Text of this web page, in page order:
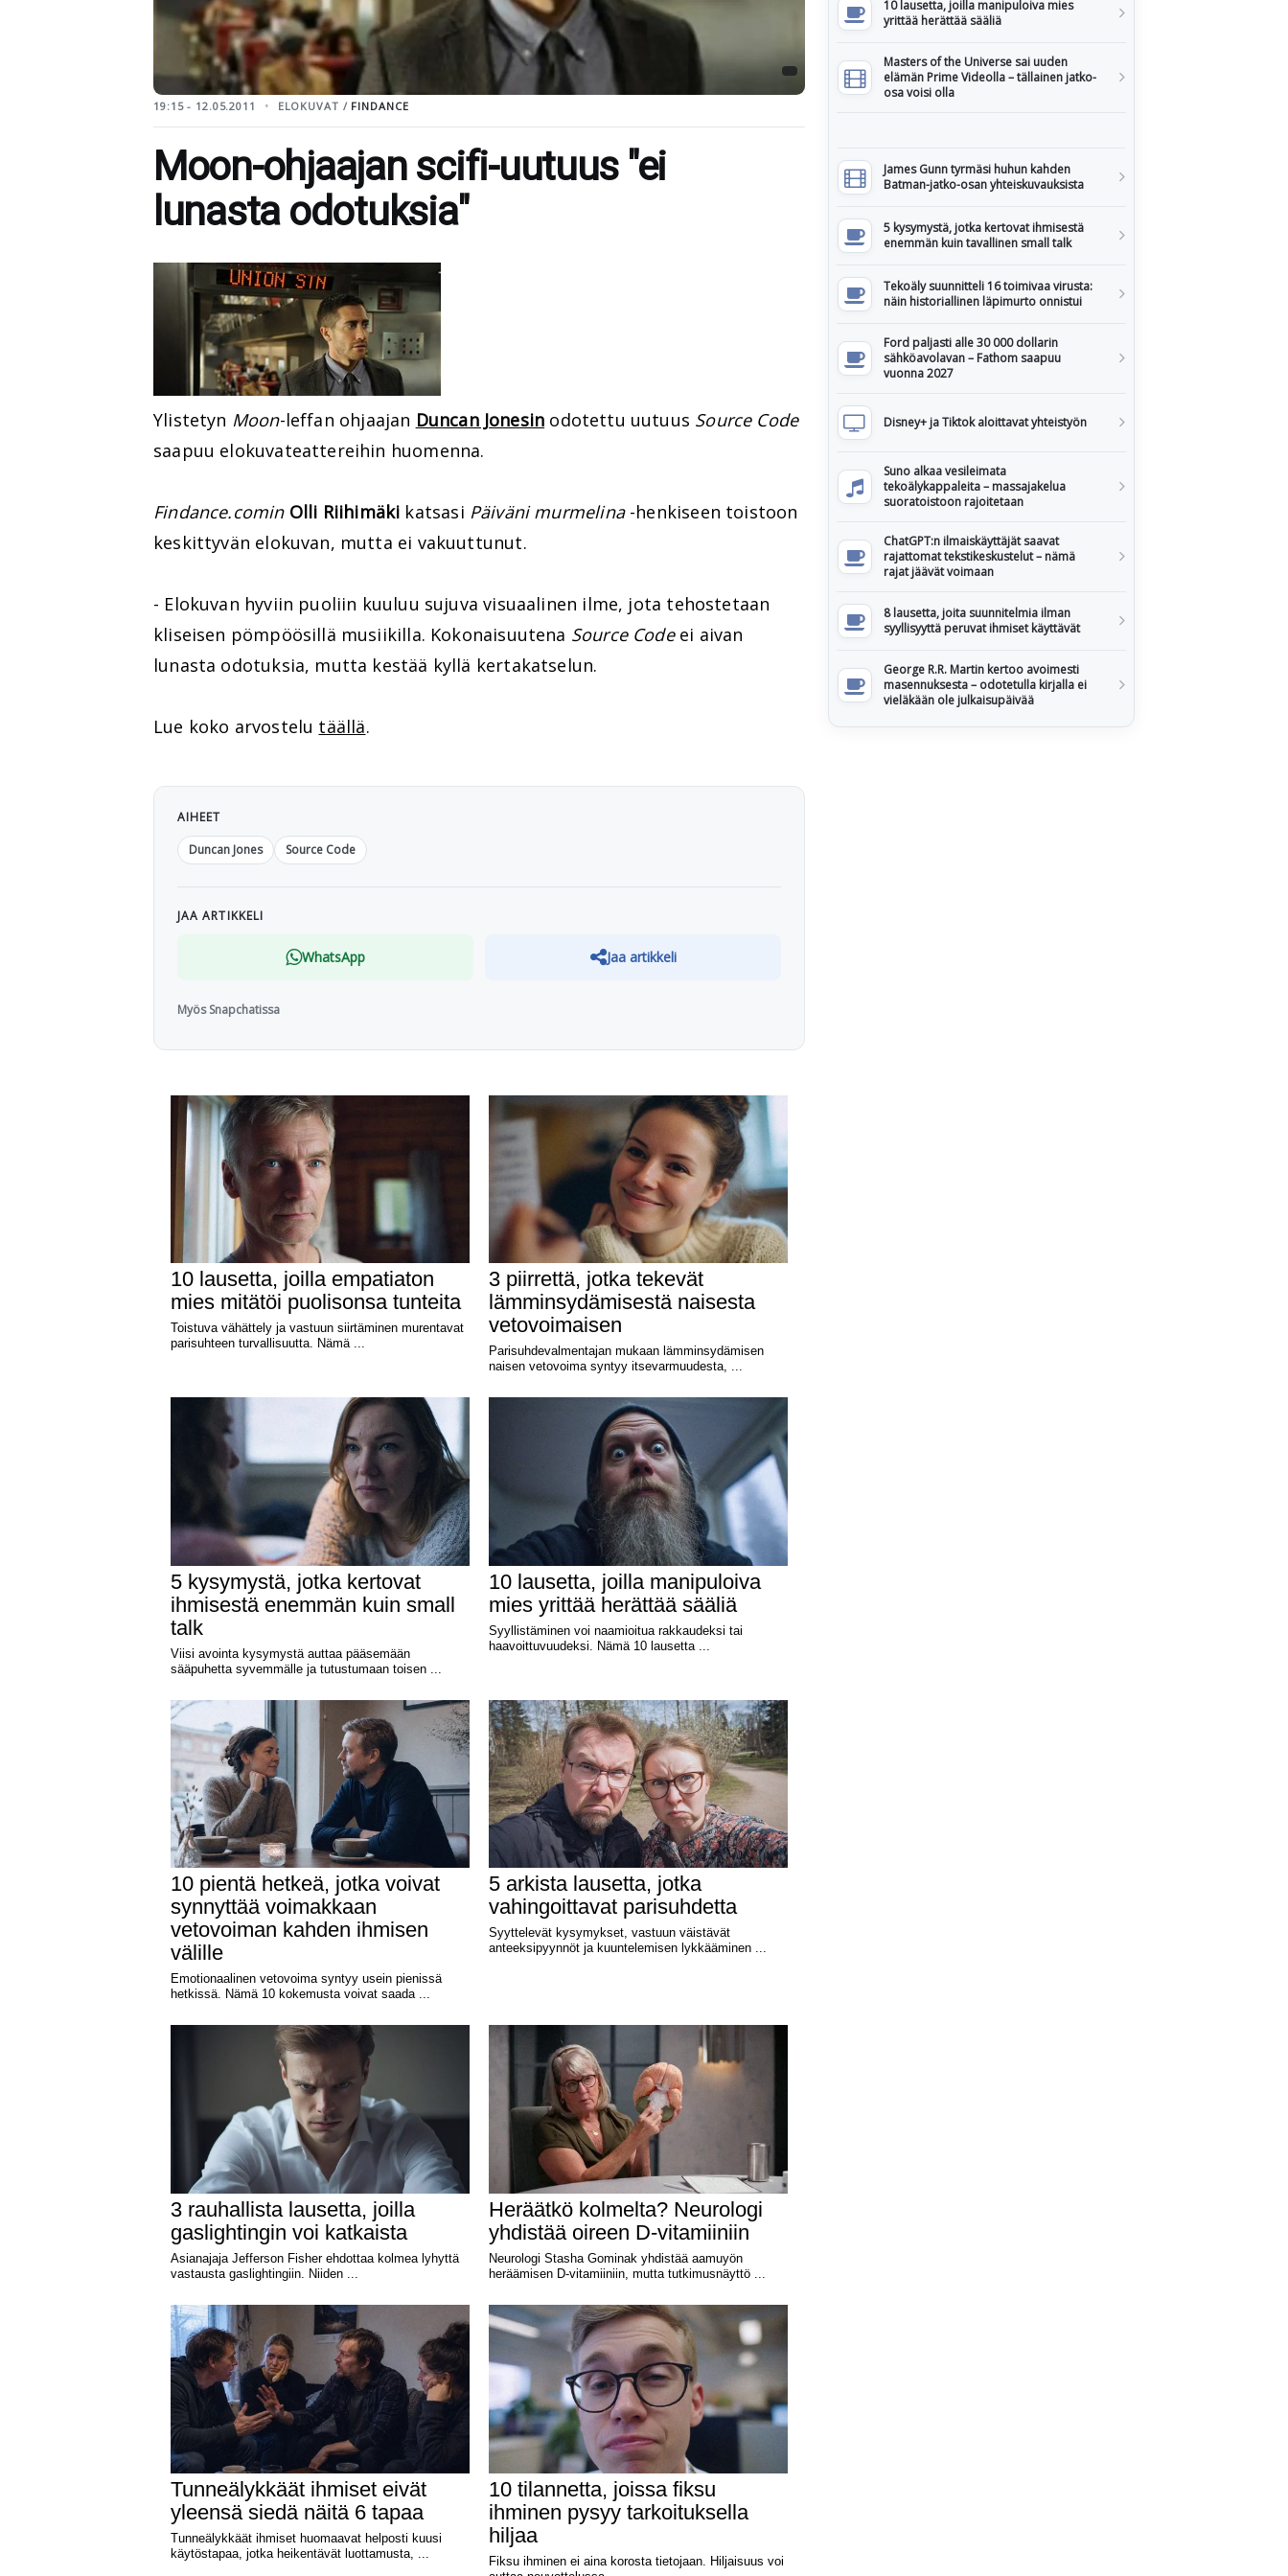
19:15 - 12.05.2011 ELOKUVAT / FINDANCE
Moon-ohjaajan scifi-uutuus "ei
lunasta odotuksia"
Ylistetyn Moon-leffan ohjaajan Duncan Jonesin odotettu uutuus Source Code
saapuu elokuvateattereihin huomenna.
Findance.comin Olli Riihimäki katsasi Päiväni murmelina-henkiseen toistoon
keskittyvän elokuvan, mutta ei vakuuttunut.
- Elokuvan hyviin puoliin kuuluu sujuva visuaalinen ilme, jota tehostetaan
kliseisen pömpöösillä musiikilla. Kokonaisuutena Source Codeei aivan
lunasta odotuksia, mutta kestää kyllä kertakatselun.
Lue koko arvostelu täällä.
AIHEET
Duncan Jones
Source Code
JAA ARTIKKELI
WhatsApp Jaa artikkeli
Myös Snapchatissa
10 lausetta, joilla manipuloiva mies
yrittää herättää sääliä
Masters of the Universe sai uuden
elämän Prime Videolla – tällainen jatko-
osa voisi olla
James Gunn tyrmäsi huhun kahden
Batman-jatko-osan yhteiskuvauksista
5 kysymystä, jotka kertovat ihmisestä
enemmän kuin tavallinen small talk
Tekoäly suunnitteli 16 toimivaa virusta:
näin historiallinen läpimurto onnistui
Ford paljasti alle 30 000 dollarin
sähköavolavan – Fathom saapuu
vuonna 2027
Disney+ ja Tiktok aloittavat yhteistyön
Suno alkaa vesileimata
tekoälykappaleita – massajakelua
suoratoistoon rajoitetaan
ChatGPT:n ilmaiskäyttäjät saavat
rajattomat tekstikeskustelut – nämä
rajat jäävät voimaan
8 lausetta, joita suunnitelmia ilman
syyllisyyttä peruvat ihmiset käyttävät
George R.R. Martin kertoo avoimesti
masennuksesta – odotetulla kirjalla ei
vieläkään ole julkaisupäivää